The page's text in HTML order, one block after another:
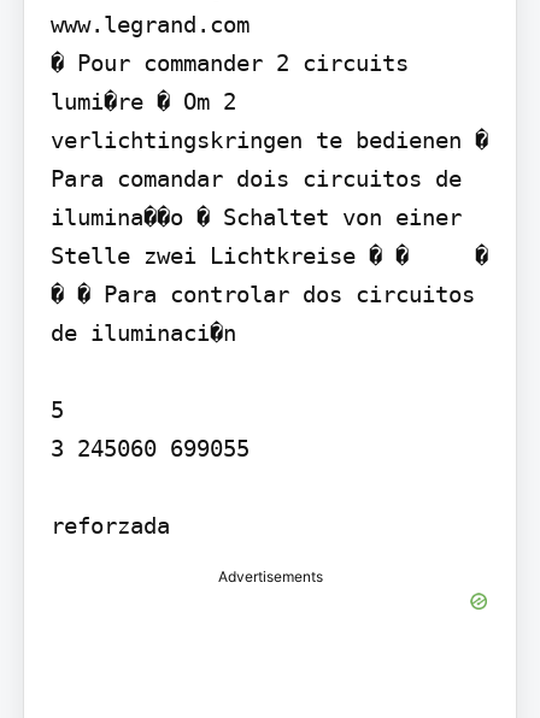
www.legrand.com
� Pour commander 2 circuits
lumi�re � Om 2
verlichtingskringen te bedienen �
Para comandar dois circuitos de
ilumina��o � Schaltet von einer
Stelle zwei Lichtkreise � �     �
� � Para controlar dos circuitos
de iluminaci�n
5
3 245060 699055
reforzada
Advertisements